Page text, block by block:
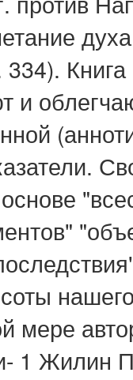
334).
и
мере
1 Жилин